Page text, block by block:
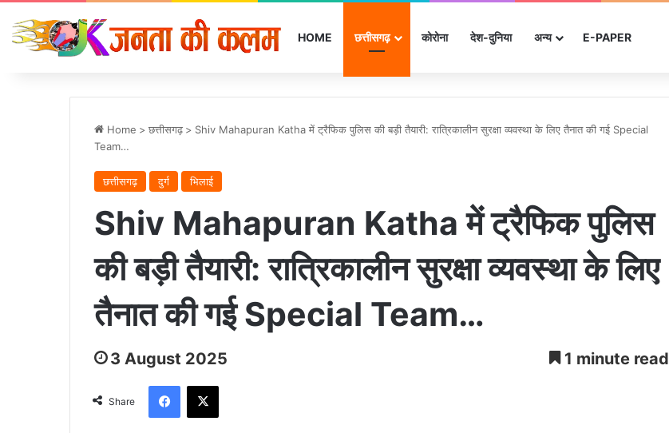
HOME छत्तीसगढ़ कोरोना देश-दुनिया अन्‍य E-PAPER
Home > छत्तीसगढ़ > Shiv Mahapuran Katha में ट्रैफिक पुलिस की बड़ी तैयारी: रात्रिकालीन सुरक्षा व्यवस्था के लिए तैनात की गई Special
Team…
छत्तीसगढ़ दुर्ग भिलाई
Shiv Mahapuran Katha में ट्रैफिक पुलिस
की बड़ी तैयारी: रात्रिकालीन सुरक्षा व्यवस्था के लिए
तैनात की गई Special Team…
3 August 2025 1 minute read
Share
Facebook
X